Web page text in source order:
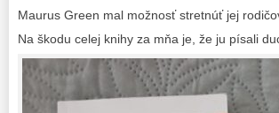
Maurus Green mal možnosť stretnúť jej
Na škodu celej knihy za mňa je, že ju písali